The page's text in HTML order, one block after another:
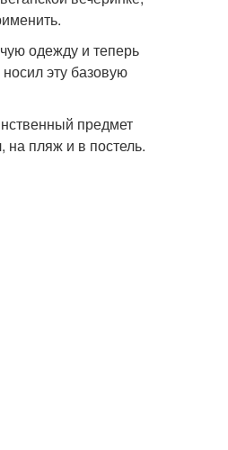
одежду и теперь
эту базовую
предмет
пляж и в постель.